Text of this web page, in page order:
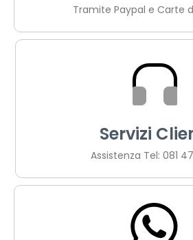
Tramite Paypal e Carte
Servizi
Assistenza Tel: 081